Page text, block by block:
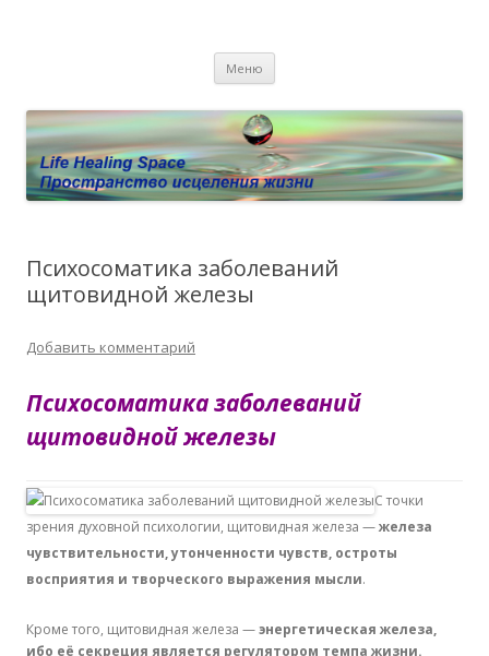
Личный сайт Елены Барымовой
исцелении воспоминанием и ренкарнационике. Услуги.
Меню
Психосоматика заболеваний
щитовидной железы
Добавить комментарий
Психосоматика заболеваний
щитовидной железы
С точки
зрения духовной психологии, щитовидная железа —железа
чувствительности, утонченности чувств, остроты
восприятия и творческого выражения мысли.
Кроме того, щитовидная железа —энергетическая железа,
ибо её секреция является регулятором темпа жизни.